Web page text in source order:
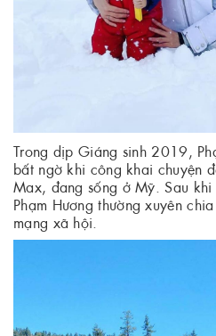
Trong dịp Giáng sinh 2019,
bất ngờ khi công khai chuyện
Max, đang sống ở Mỹ. Sau khi
Phạm Hương thường xuyên
mạng xã hội.